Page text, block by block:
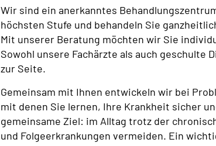
Wir sind ein anerkanntes
höchsten Stufe und behandeln Sie
Mit unserer Beratung möchten wir Sie
Sowohl unsere Fachärzte als auch
zur Seite.
Gemeinsam mit Ihnen entwickeln wir bei
mit denen Sie lernen, Ihre Krankheit sicher
gemeinsame Ziel: im Alltag trotz der
und Folgeerkrankungen vermeiden. Ein